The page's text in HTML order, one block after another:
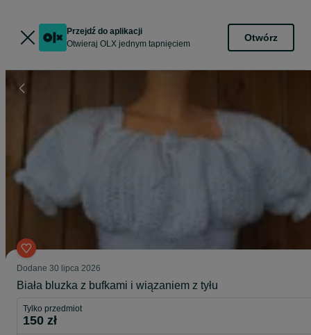
Przejdź do aplikacji
Otwieraj OLX jednym tapnięciem
Otwórz
Dodane 30 lipca 2026
Biała bluzka z bufkami i wiązaniem z tyłu
Tylko przedmiot
150 zł